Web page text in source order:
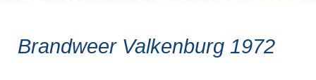
Brandweer Valkenburg 1972